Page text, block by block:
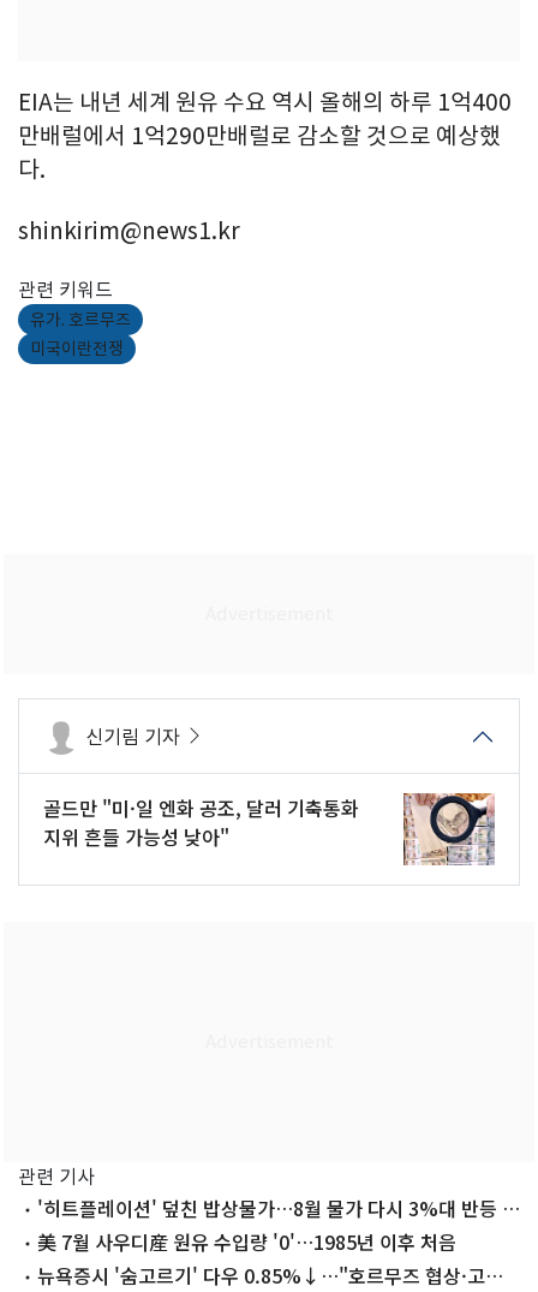
EIA는 내년 세계 원유 수요 역시 올해의 하루 1억400
만배럴에서 1억290만배럴로 감소할 것으로 예상했
다.
shinkirim@news1.kr
관련 키워드
유가. 호르무즈
미국이란전쟁
신기림 기자
골드만 "미·일 엔화 공조, 달러 기축통화
지위 흔들 가능성 낮아"
관련 기사
'히트플레이션' 덮친 밥상물가…8월 물가 다시 3%대 반등 우
려 美 7월 사우디産 원유 수입량 '0'…1985년 이후 처음
뉴욕증시 '숨고르기' 다우 0.85%↓…"호르무즈 협상·고용